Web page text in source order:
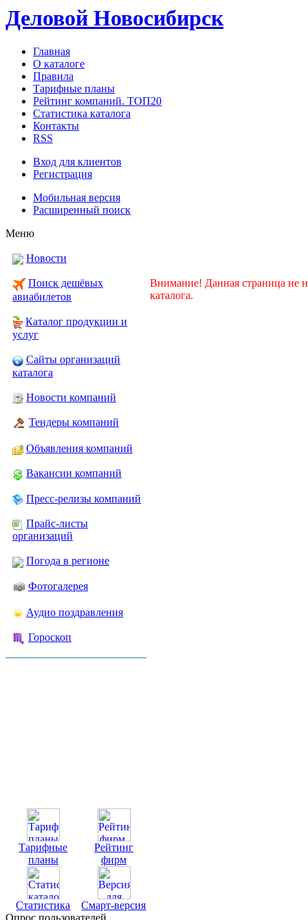
Деловой Новосибирск
Главная
О каталоге
Правила
Тарифные планы
Рейтинг компаний. ТОП20
Статистика каталога
Контакты
RSS
Вход для клиентов
Регистрация
Мобильная версия
Расширенный поиск
Меню
Новости
Поиск дешёвых
авиабилетов
Каталог продукции и
услуг
Сайты организаций
каталога
Новости компаний
Тендеры компаний
Объявления компаний
Вакансии компаний
Пресс-релизы компаний
Прайс-листы
организаций
Погода в регионе
Фотогалерея
Аудио поздравления
Гороскоп
Тарифные
планы
Рейтинг
фирм
Статистика
Смарт-версия
Опрос пользователей
Внимание! Данная страница не
каталога.